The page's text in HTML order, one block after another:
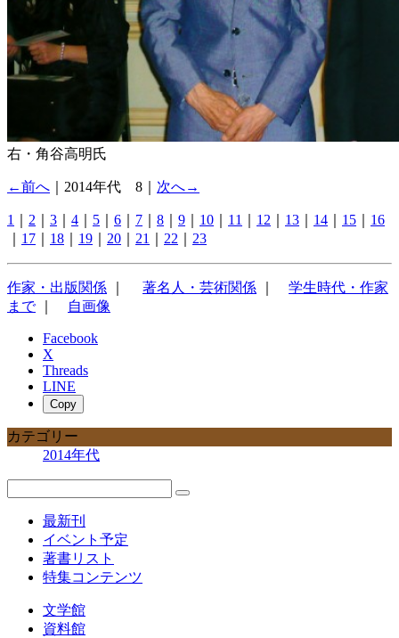
右・角谷高明氏
←前へ ｜2014年代 8｜ 次へ→
1 2 3 4 5 6 7 8 9 10 11 12 13 14 15
16
17 18 19 20 21 22 23
作家・出版関係 著名人・芸術関係
学生時代・作家
まで｜ 自画像
Facebook
X
Threads
LINE
Copy
カテゴリー
2014年代
最新刊
イベント予定
著書リスト
特集コンテンツ
文学館
資料館